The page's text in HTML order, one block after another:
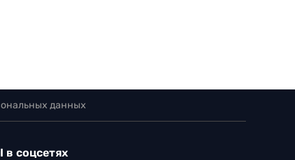
данных
в соцсетях